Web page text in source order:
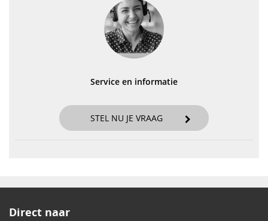
Service en informatie
STEL NU JE VRAAG
Direct naar